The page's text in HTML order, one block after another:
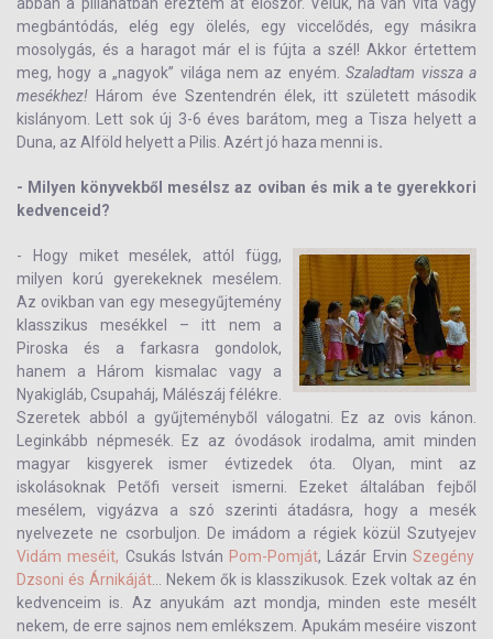
megbántódás, elég egy ölelés, egy viccelődés, egy másikra
mosolygás, és a haragot már el is fújta a szél! Akkor értettem
meg, hogy a „nagyok” világa nem az enyém. Szaladtam vissza a
mesékhez! Három éve Szentendrén élek, itt született második
kislányom. Lett sok új 3-6 éves barátom, meg a Tisza helyett a
Duna, az Alföld helyett a Pilis. Azért jó haza menni is.
- Milyen könyvekből mesélsz az oviban és mik a te gyerekkori
kedvenceid?
- Hogy miket mesélek, attól függ,
milyen korú gyerekeknek mesélem.
Az ovikban van egy mesegyűjtemény
klasszikus mesékkel – itt nem a
Piroska és a farkasra gondolok,
hanem a Három kismalac vagy a
Nyakigláb, Csupaháj, Málészáj félékre.
Szeretek abból a gyűjteményből válogatni. Ez az ovis kánon.
Leginkább népmesék. Ez az óvodások irodalma, amit minden
magyar kisgyerek ismer évtizedek óta. Olyan, mint az
iskolásoknak Petőfi verseit ismerni. Ezeket általában fejből
mesélem, vigyázva a szó szerinti átadásra, hogy a mesék
nyelvezete ne csorbuljon. De imádom a régiek közül Szutyejev
Vidám meséit, Csukás István Pom-Pomját, Lázár Ervin Szegény
Dzsoni és Árnikáját … Nekem ők is klasszikusok. Ezek voltak az én
kedvenceim is. Az anyukám azt mondja, minden este mesélt
nekem, de erre sajnos nem emlékszem. Apukám meséire viszont